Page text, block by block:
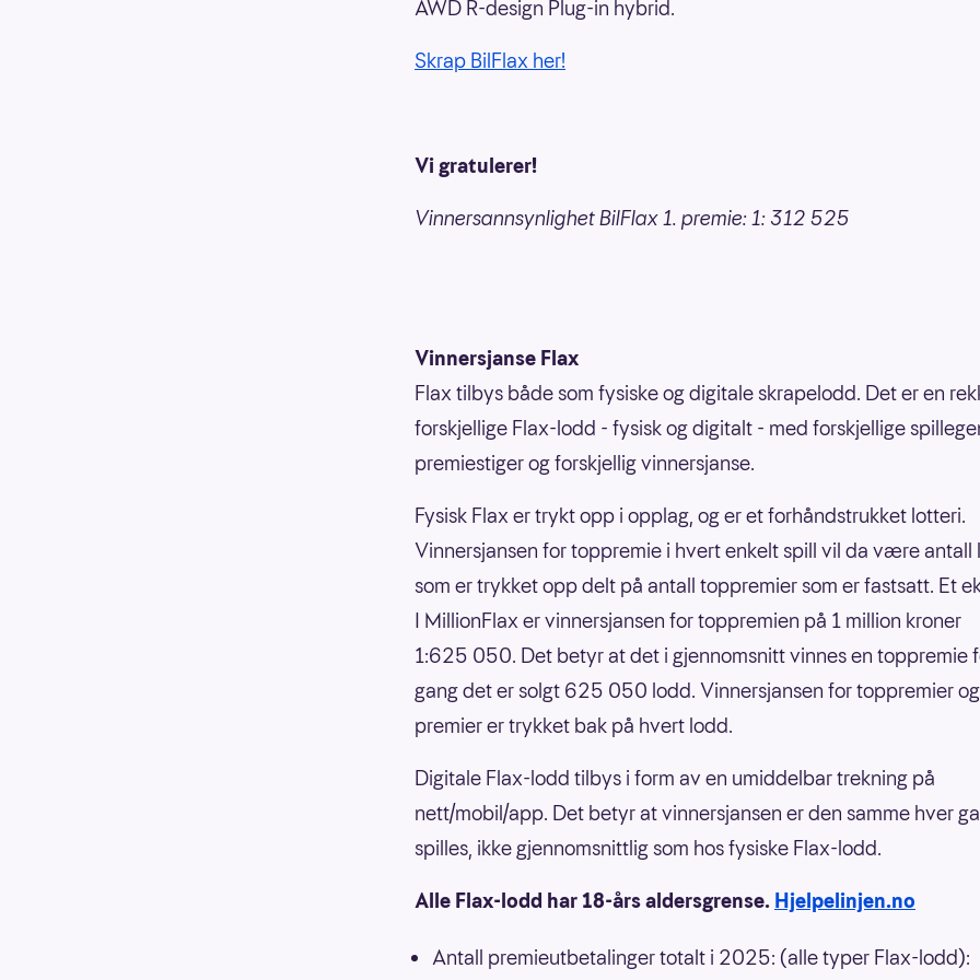
AWD R-design Plug-in hybrid.
Skrap BilFlax her!
Vi gratulerer!
Vinnersannsynlighet BilFlax 1. premie: 1: 312 525
Vinnersjanse Flax
Flax tilbys både som fysiske og digitale skrapelodd. Det er en
forskjellige Flax-lodd - fysisk og digitalt - med forskjellige
premiestiger og forskjellig vinnersjanse.
Fysisk Flax er trykt opp i opplag, og er et forhåndstrukket lotteri.
Vinnersjansen for toppremie i hvert enkelt spill vil da være antall
som er trykket opp delt på antall toppremier som er fastsatt. Et
I MillionFlax er vinnersjansen for toppremien på 1 million kroner
1:625 050. Det betyr at det i gjennomsnitt vinnes en toppremie
gang det er solgt 625 050 lodd. Vinnersjansen for toppremier
premier er trykket bak på hvert lodd.
Digitale Flax-lodd tilbys i form av en umiddelbar trekning på
nett/mobil/app. Det betyr at vinnersjansen er den samme hver
spilles, ikke gjennomsnittlig som hos fysiske Flax-lodd.
Alle Flax-lodd har 18-års aldersgrense. Hjelpelinjen.no
Antall premieutbetalinger totalt i 2025: (alle typer Flax-lodd):